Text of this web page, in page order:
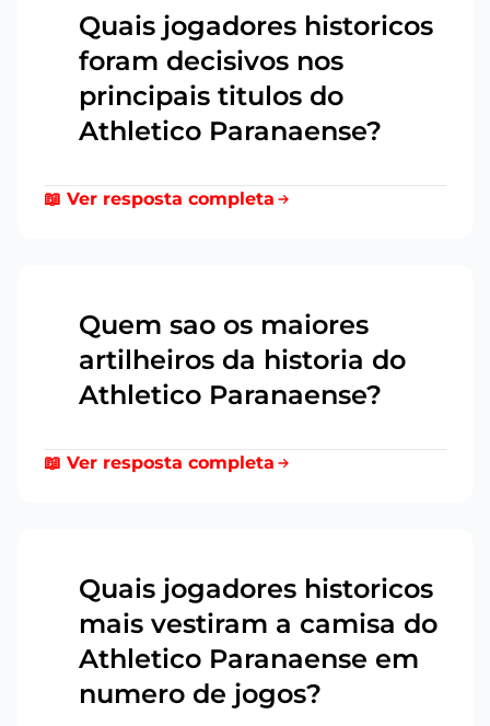
Quais jogadores historicos
foram decisivos nos
principais titulos do
Athletico Paranaense?
📖 Ver resposta completa
Quem sao os maiores
artilheiros da historia do
Athletico Paranaense?
📖 Ver resposta completa
Quais jogadores historicos
mais vestiram a camisa do
Athletico Paranaense em
numero de jogos?